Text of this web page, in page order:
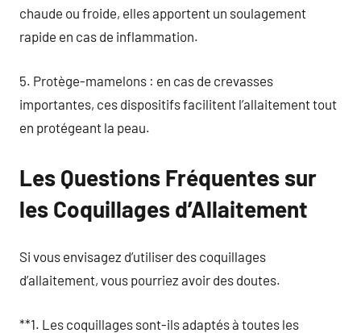
chaude ou froide, elles apportent un soulagement
rapide en cas de inflammation.
5. Protège-mamelons : en cas de crevasses
importantes, ces dispositifs facilitent l’allaitement tout
en protégeant la peau.
Les Questions Fréquentes sur
les Coquillages d’Allaitement
Si vous envisagez d’utiliser des coquillages
d’allaitement, vous pourriez avoir des doutes.
**1. Les coquillages sont-ils adaptés à toutes les